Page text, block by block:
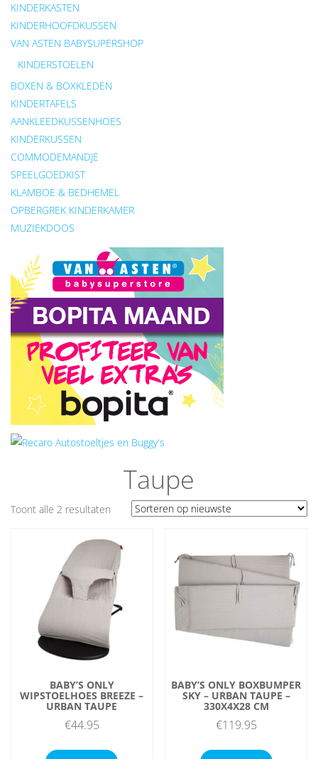
KINDERKASTEN
KINDERHOOFDKUSSEN
VAN ASTEN BABYSUPERSHOP
KINDERSTOELEN
BOXEN & BOXKLEDEN
KINDERTAFELS
AANKLEEDKUSSENHOES
KINDERKUSSEN
COMMODEMANDJE
SPEELGOEDKIST
KLAMBOE & BEDHEMEL
OPBERGREK KINDERKAMER
MUZIEKDOOS
Taupe
Toont alle 2 resultaten Gesorteerd
nieuwste
BABY’S ONLY
WIPSTOELHOES BREEZE –
URBAN TAUPE
€44.95
BABY’S ONLY BOXBUMPER
SKY – URBAN TAUPE –
330X4X28 CM
€119.95